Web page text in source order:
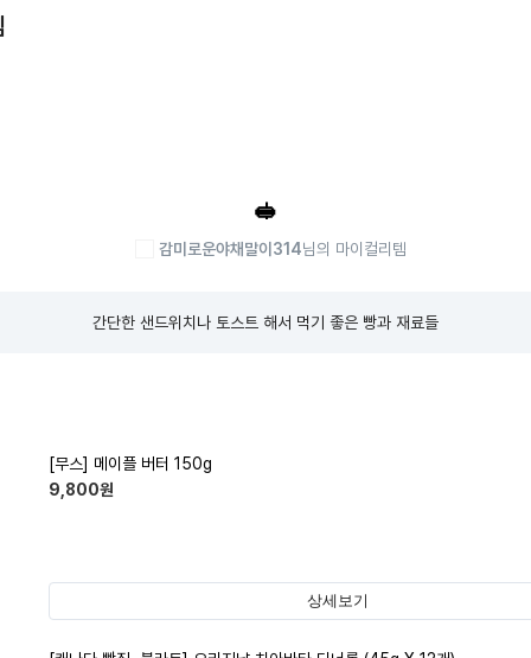
🥪
감미로운야채말이314님의 마이컬리템
간단한 샌드위치나 토스트 해서 먹기 좋은 빵과 재료들
[무스] 메이플 버터 150g
9,800원
상세보기